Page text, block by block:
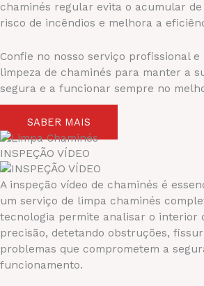
chaminés regular evita o acumular
risco de incêndios e melhora a
Confie no nosso serviço profissional
limpeza de chaminés para manter a
segura e a funcionar sempre no
SABER MAIS
INSPEÇÃO VÍDEO​
A inspeção vídeo de chaminés é
um serviço de limpa chaminés
tecnologia permite analisar o interior
precisão, detetando obstruções,
problemas que comprometem a
funcionamento.